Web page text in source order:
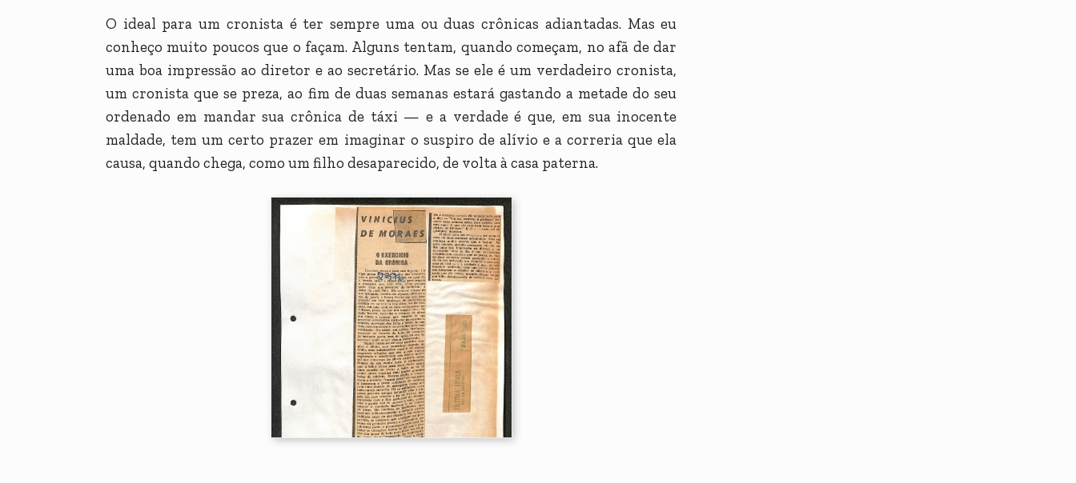
O ideal para um cronista é ter sempre uma ou duas crônicas adiantadas. Mas eu
conheço muito poucos que o façam. Alguns tentam, quando começam, no afã de dar
uma boa impressão ao diretor e ao secretário. Mas se ele é um verdadeiro cronista,
um cronista que se preza, ao fim de duas semanas estará gastando a metade do seu
ordenado em mandar sua crônica de táxi — e a verdade é que, em sua inocente
maldade, tem um certo prazer em imaginar o suspiro de alívio e a correria que ela
causa, quando chega, como um filho desaparecido, de volta à casa paterna.